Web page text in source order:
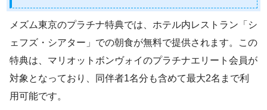
メズム東京のプラチナ特典では、ホテル内レストラン「シ
ェフズ・シアター」での朝食が無料で提供されます。この
特典は、マリオットボンヴォイのプラチナエリート会員が
対象となっており、同伴者1名分も含めて最大2名まで利
用可能です。